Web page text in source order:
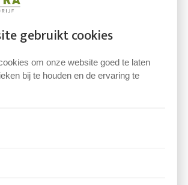
Transformeer
een Groene Oase in
gebruikt cookies
om onze website goed te laten
bij te houden en de ervaring te